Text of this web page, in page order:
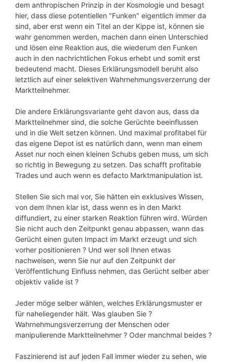
dem anthropischen Prinzip in der Kosmologie und besagt
hier, dass diese potentiellen "Funken" eigentlich immer da
sind, aber erst wenn ein Titel an der Kippe ist, können sie
wahr genommen werden, machen dann einen Unterschied
und lösen eine Reaktion aus, die wiederum den Funken
auch in den nachrichtlichen Fokus erhebt und somit erst
bedeutend macht. Dieses Erklärungsmodell beruht also
letztlich auf einer selektiven Wahrnehmungsverzerrung der
Marktteilnehmer.
Die andere Erklärungsvariante geht davon aus, dass da
Marktteilnehmer sind, die solche Gerüchte beeinflussen
und in die Welt setzen können. Und maximal profitabel für
das eigene Depot ist es natürlich dann, wenn man einem
Asset nur noch einen kleinen Schubs geben muss, um sich
so richtig in Bewegung zu setzen. Das schafft profitable
Trades und auch wenn es defacto Marktmanipulation ist.
Stellen Sie sich mal vor, Sie hätten ein exklusives Wissen,
von dem Ihnen klar ist, dass wenn es in den Markt
diffundiert, zu einer starken Reaktion führen wird. Würden
Sie nicht auch den Zeitpunkt genau abpassen, wann das
Gerücht einen guten Impact im Markt erzeugt und sich
vorher positionieren ? Und wer soll Ihnen etwas
nachweisen, wenn Sie nur auf den Zeitpunkt der
Veröffentlichung Einfluss nehmen, das Gerücht selber aber
objektiv valide ist ?
Jeder möge selber wählen, welches Erklärungsmuster er
für naheliegender hält. Was glauben Sie ?
Wahrnehmungsverzerrung der Menschen oder
manipulierende Marktteilnehmer ? Oder manchmal beides ?
Faszinierend ist auf jeden Fall immer wieder zu sehen, wie